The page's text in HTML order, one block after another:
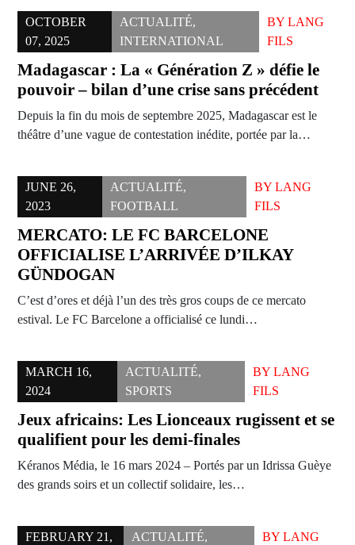
OCTOBER
07, 2025
ACTUALITÉ,
INTERNATIONAL
BYLANG
FILS
Madagascar : La « Génération Z » défie le
pouvoir – bilan d’une crise sans précédent
Depuis la fin du mois de septembre 2025, Madagascar est le
théâtre d’une vague de contestation inédite, portée par la…
JUNE 26,
2023
ACTUALITÉ,
FOOTBALL
BYLANG
FILS
MERCATO: LE FC BARCELONE
OFFICIALISE L’ARRIVÉE D’ILKAY
GÜNDOGAN
C’est d’ores et déjà l’un des très gros coups de ce mercato
estival. Le FC Barcelone a officialisé ce lundi…
MARCH 16,
2024
ACTUALITÉ,
SPORTS
BYLANG
FILS
Jeux africains: Les Lionceaux rugissent et se
qualifient pour les demi-finales
Kéranos Média, le 16 mars 2024 – Portés par un Idrissa Guèye
des grands soirs et un collectif solidaire, les…
FEBRUARY 21,
ACTUALITÉ,
BY LANG